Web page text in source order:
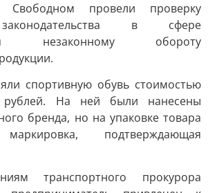
Свободном провели проверку
в сфере
незаконному обороту
спортивную обувь стоимостью
На ней были нанесены
бренда, но на упаковке товара
маркировка, подтверждающая
транспортного прокурора